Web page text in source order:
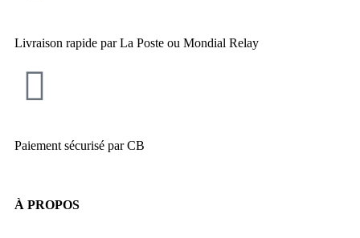
Livraison rapide par La Poste ou Mondial Relay
Paiement sécurisé par CB
À PROPOS